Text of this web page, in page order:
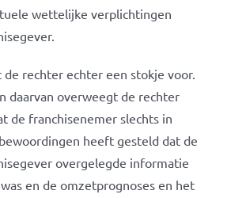
wettelijke verplichtingen
de rechter echter een stokje voor.
daarvan overweegt de rechter
de franchisenemer slechts in
heeft gesteld dat de
overgelegde informatie
en de omzetprognoses en het